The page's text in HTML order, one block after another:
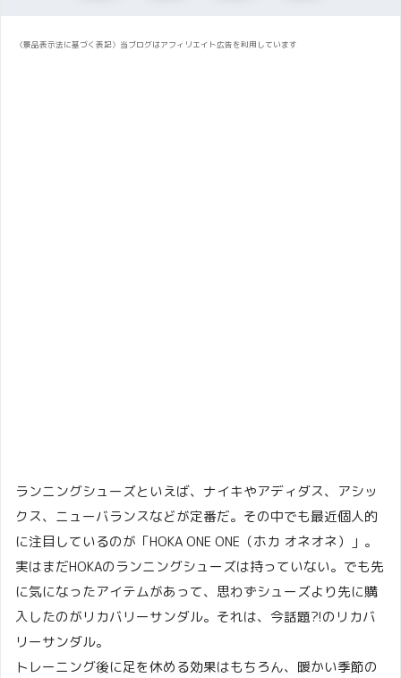
〈景品表示法に基づく表記〉当ブログはアフィリエイト広告を利用しています
ランニングシューズといえば、ナイキやアディダス、アシッ
クス、ニューバランスなどが定番だ。その中でも最近個人的
に注目しているのが「HOKA ONE ONE（ホカ オネオネ）」。
実はまだHOKAのランニングシューズは持っていない。でも先
に気になったアイテムがあって、思わずシューズより先に購
入したのがリカバリーサンダル。それは、今話題?!のリカバ
リーサンダル。
トレーニング後に足を休める効果はもちろん、暖かい季節の